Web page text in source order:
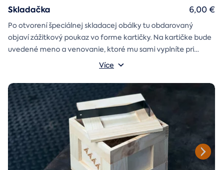
Skladačka
Po otvorení špeciálnej skladacej obálky tu obdarovaný
objaví zážitkový poukaz vo forme kartičky. Na kartičke bude
uvedené meno a venovanie, ktoré mu sami vyplníte pri
Více
6,00 €